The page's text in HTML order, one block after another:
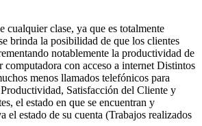
clase, ya que es totalmente
brinda la posibilidad de que los clientes
notablemente la productividad de
con acceso a internet Distintos
menos llamados telefónicos para
Satisfacción del Cliente y
el estado en que se encuentran y
el estado de su cuenta (Trabajos realizados